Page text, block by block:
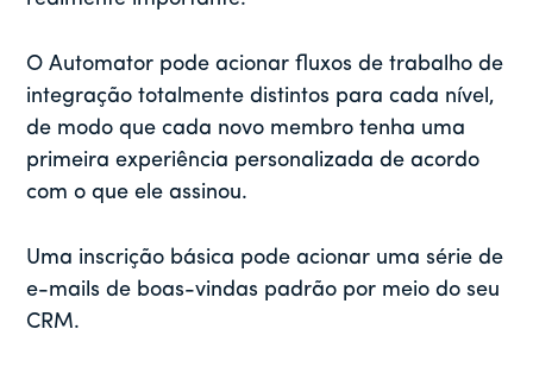
O Automator pode acionar fluxos de trabalho de
integração totalmente distintos para cada nível,
de modo que cada novo membro tenha uma
primeira experiência personalizada de acordo
com o que ele assinou.
Uma inscrição básica pode acionar uma série de
e-mails de boas-vindas padrão por meio do seu
CRM.